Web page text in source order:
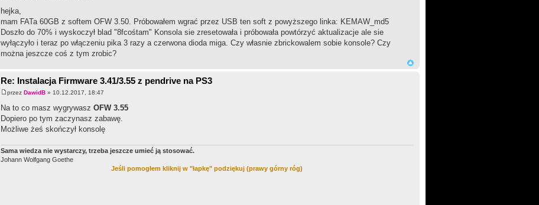
hejka,
mam FATa 60GB z softem OFW 3.50. Próbowałem wgrać przez USB ten soft z powyższego linka: KEMAW_md5
Doszło do 70% i wyskoczył blad "8fcośtam" Konsola sie zresetowała i próbowała powtórzyć aktualizacje ale sie
wyłączyło i teraz po włączeniu pika 3 razy a czerwona dioda miga. Czy własnie zbrickowalem sobie konsole? Czy
można jeszcze coś z tym zrobic?
Re: Instalacja Firmware 3.41/3.55 z pendrive na PS3
przez DawidB» 10.12.2017, 18:47
Na to co masz wygrywasz OFW 3.55
Dopiero po tym zaczynasz zabawę.
Możliwe żeś skończył konsolę
Sa­ma wie­dza nie wys­tar­czy, trze­ba jeszcze umieć ją stosować.
Johann Wolfgang Goethe
Jeśli pomogłem kliknij w "łapkę" podziękuj (prawy górny róg)